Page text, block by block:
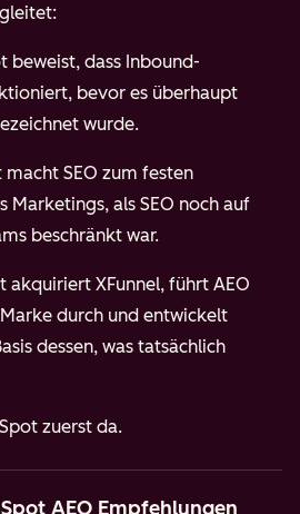
beweist, dass Inbound-
bevor es überhaupt
wurde.
macht SEO zum festen
Marketings, als SEO noch auf
beschränkt war.
akquiriert XFunnel, führt AEO
durch und entwickelt
dessen, was tatsächlich
zuerst da.
AEO Empfehlungen